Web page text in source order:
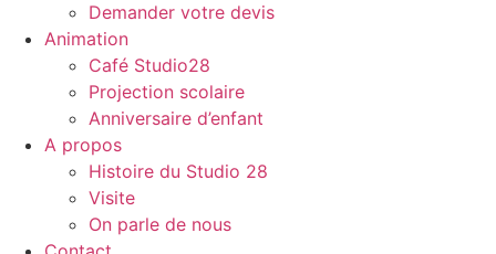
Demander votre devis
Animation
Café Studio28
Projection scolaire
Anniversaire d’enfant
A propos
Histoire du Studio 28
Visite
On parle de nous